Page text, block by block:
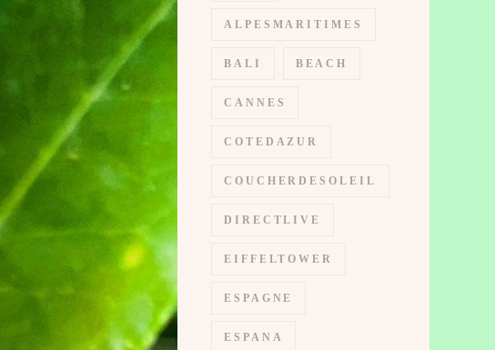
ALPESMARITIMES
BALI BEACH
CANNES
COTEDAZUR
COUCHERDESOLEIL
DIRECTLIVE
EIFFELTOWER
ESPAGNE
ESPANA